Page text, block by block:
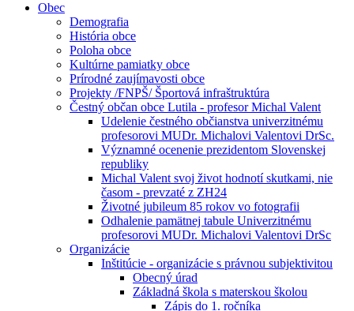
Obec
Demografia
História obce
Poloha obce
Kultúrne pamiatky obce
Prírodné zaujímavosti obce
Projekty /FNPŠ/ Športová infraštruktúra
Čestný občan obce Lutila - profesor Michal Valent
Udelenie čestného občianstva univerzitnému
profesorovi MUDr. Michalovi Valentovi DrSc.
Významné ocenenie prezidentom Slovenskej
republiky
Michal Valent svoj život hodnotí skutkami, nie
časom - prevzaté z ZH24
Životné jubileum 85 rokov vo fotografii
Odhalenie pamätnej tabule Univerzitnému
profesorovi MUDr. Michalovi Valentovi DrSc
Organizácie
Inštitúcie - organizácie s právnou subjektivitou
Obecný úrad
Základná škola s materskou školou
Zápis do 1. ročníka